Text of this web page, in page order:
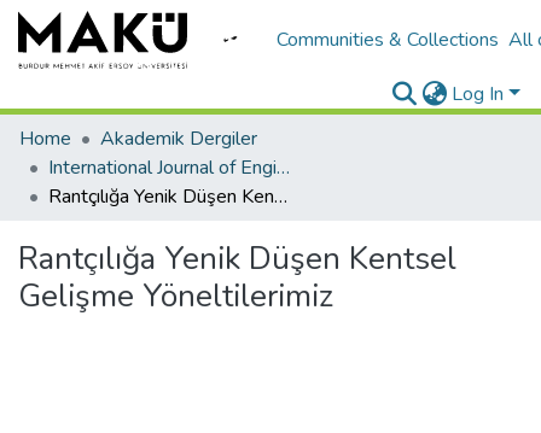
Communities & Collections All
Log In
Home
Akademik Dergiler
International Journal of Engineering Design and Technology
Rantçılığa Yenik Düşen Kentsel Gelişme Yöneltilerimiz
Rantçılığa Yenik Düşen Kentsel
Gelişme Yöneltilerimiz